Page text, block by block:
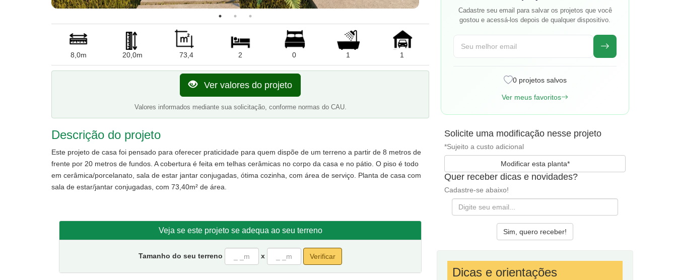
8,0m 20,0m 73,4 2 0 1 1
Ver valores do projeto
Valores informados mediante sua solicitação, conforme normas do CAU.
Descrição do projeto
Este projeto de casa foi pensado para oferecer praticidade para quem dispõe de um terreno a partir de 8 metros de
frente por 20 metros de fundos. A cobertura é feita em telhas cerâmicas no corpo da casa e no pátio. O piso é todo
em cerâmica/porcelanato, sala de estar jantar conjugadas, ótima cozinha, com área de serviço. Planta de casa com
sala de estar/jantar conjugadas, com 73,40m² de área.
Veja se este projeto se adequa ao seu terreno
Tamanho do seu terreno x Verificar
Cadastre seu email para salvar os projetos que você
gostou e acessá-los depois de qualquer dispositivo.
0 projetos salvos
Ver meus favoritos
Solicite uma modificação nesse projeto
*Sujeito a custo adicional
Modificar esta planta*
Quer receber dicas e novidades?
Cadastre-se abaixo!
Dicas e orientações